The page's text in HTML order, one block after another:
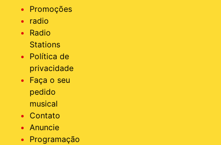
Promoções
radio
Radio
Stations
Política de
privacidade
Faça o seu
pedido
musical
Contato
Anuncie
Programação